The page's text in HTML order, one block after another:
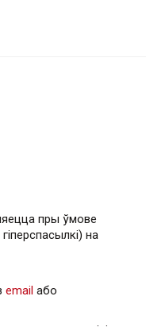
пры ўмове
гiперспасылкi) на
email або